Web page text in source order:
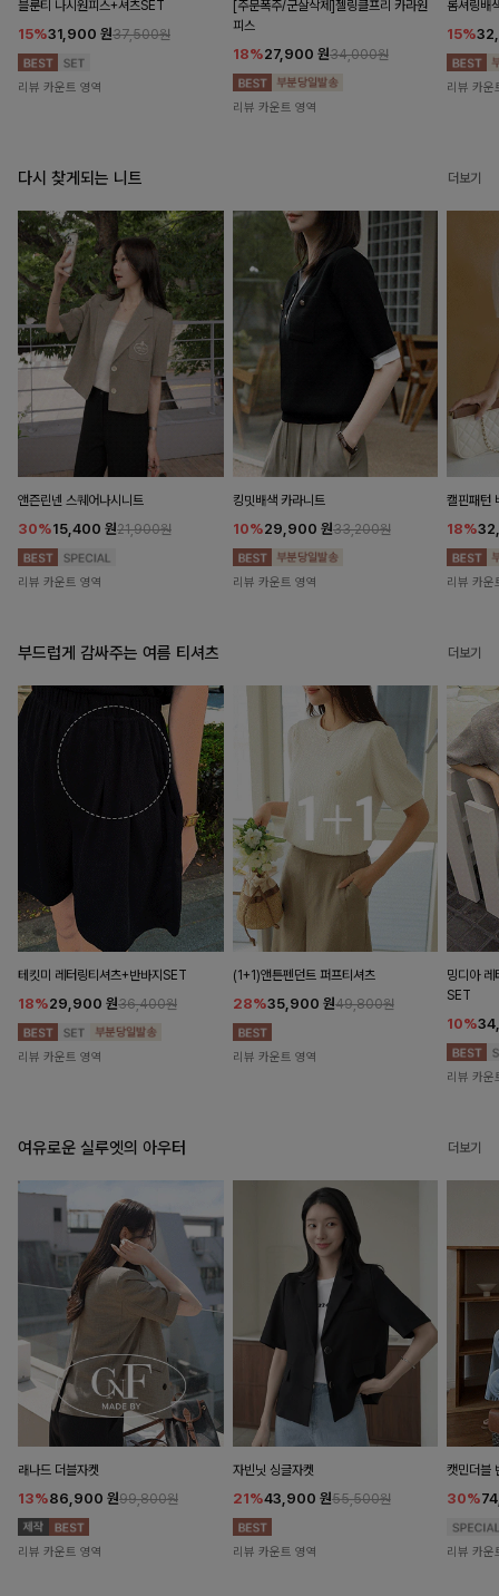
블룬티 나시원피스+셔츠SET
15%31,900 원37,500원
리뷰 카운트 영역
[주문폭주/군살삭제]젤링클프리 카라원
피스
18%27,900 원34,000원
리뷰 카운트 영역
롬셔링배
15%
리뷰 카운
다시 찾게되는 니트 더보기
앤즌린넨 스퀘어나시니트
30%15,400 원21,900원
리뷰 카운트 영역
킹밋배색 카라니트
10%29,900 원33,200원
리뷰 카운트 영역
캘핀패턴
18%
리뷰 카운
부드럽게 감싸주는 여름 티셔츠 더보기
테킷미 레터링티셔츠+반바지SET
18%29,900 원36,400원
리뷰 카운트 영역
(1+1)앤튼펜던트 퍼프티셔츠
28%35,900 원49,800원
리뷰 카운트 영역
밍디아 레
SET
10%
리뷰 카운
여유로운 실루엣의 아우터 더보기
래나드 더블자켓
13%86,900 원99,800원
리뷰 카운트 영역
자빈닛 싱글자켓
21%43,900 원55,500원
리뷰 카운트 영역
캣민더블
30%
리뷰 카운